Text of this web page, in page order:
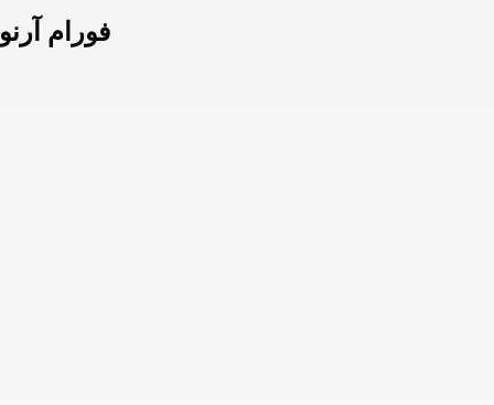
اطلاعات چراغ SMD توکار 36 وات 4M فورام آرنو 8